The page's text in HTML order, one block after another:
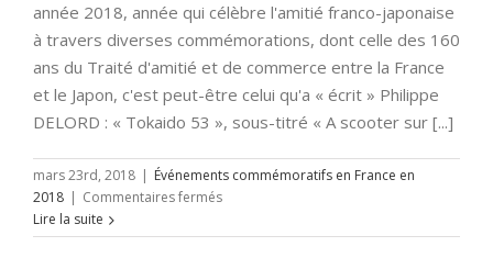
année 2018, année qui célèbre l'amitié franco-japonaise
à travers diverses commémorations, dont celle des 160
ans du Traité d'amitié et de commerce entre la France
et le Japon, c'est peut-être celui qu'a « écrit » Philippe
DELORD : « Tokaido 53 », sous-titré « A scooter sur [...]
mars 23rd, 2018 | Événements commémoratifs en France en
2018 | Commentaires ferméssur
53 »
Lire la suite